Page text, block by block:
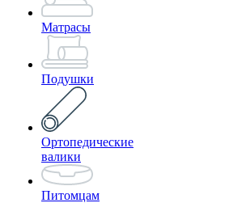
Матрасы
Подушки
Ортопедические
валики
Питомцам